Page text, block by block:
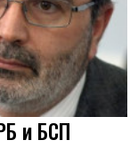
и БСП